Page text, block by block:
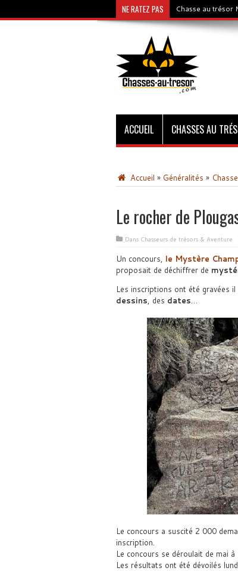
NE RATEZ PAS Chasse au
ACCUEIL CHASSES AU
Accueil » Généralités »
Le rocher de
Dans Chasseurs de trésors & Aventure
Un concours, le Mystère
proposait de déchiffrer de
Les inscriptions ont été gravées il
dessins, des dates…
Le concours a suscité 2 000
inscription.
Le concours se déroulait de mai
Les résultats ont été dévoilés